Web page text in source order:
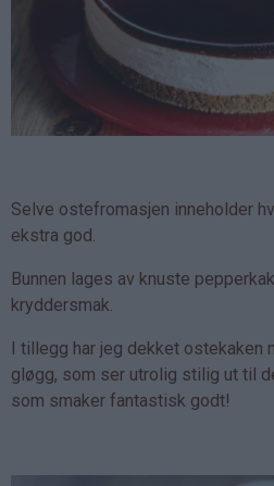
Selve ostefromasjen inneholder
ekstra god.
Bunnen lages av knuste
kryddersmak.
I tillegg har jeg dekket
gløgg, som ser utrolig stilig ut til
som smaker fantastisk godt!